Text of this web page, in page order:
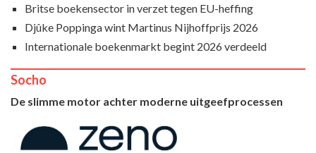
Britse boekensector in verzet tegen EU-heffing
Djûke Poppinga wint Martinus Nijhoffprijs 2026
Internationale boekenmarkt begint 2026 verdeeld
Socho
De slimme motor achter moderne uitgeefprocessen